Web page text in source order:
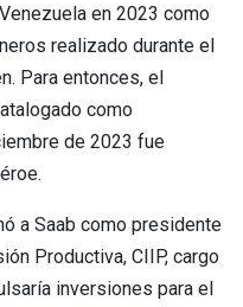
en 2023 como
realizado durante el
Para entonces, el
como
de 2023 fue
a Saab como presidente
Productiva, CIIP, cargo
inversiones para el